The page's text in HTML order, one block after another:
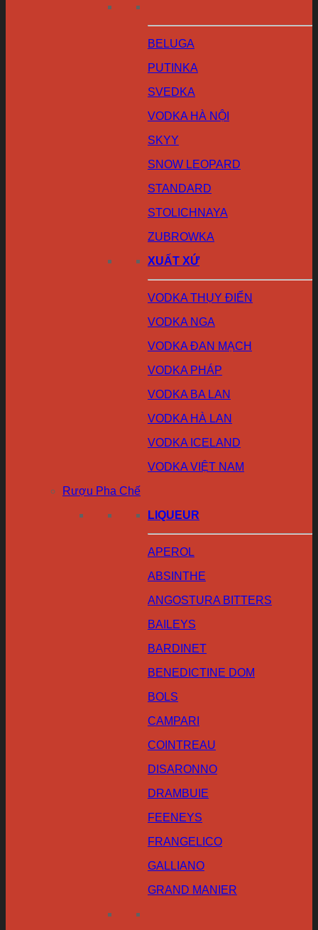
BELUGA
PUTINKA
SVEDKA
VODKA HÀ NỘI
SKYY
SNOW LEOPARD
STANDARD
STOLICHNAYA
ZUBROWKA
XUẤT XỨ
VODKA THỤY ĐIỂN
VODKA NGA
VODKA ĐAN MẠCH
VODKA PHÁP
VODKA BA LAN
VODKA HÀ LAN
VODKA ICELAND
VODKA VIỆT NAM
Rượu Pha Chế
LIQUEUR
APEROL
ABSINTHE
ANGOSTURA BITTERS
BAILEYS
BARDINET
BENEDICTINE DOM
BOLS
CAMPARI
COINTREAU
DISARONNO
DRAMBUIE
FEENEYS
FRANGELICO
GALLIANO
GRAND MANIER